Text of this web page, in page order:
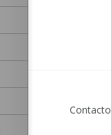
Contacto